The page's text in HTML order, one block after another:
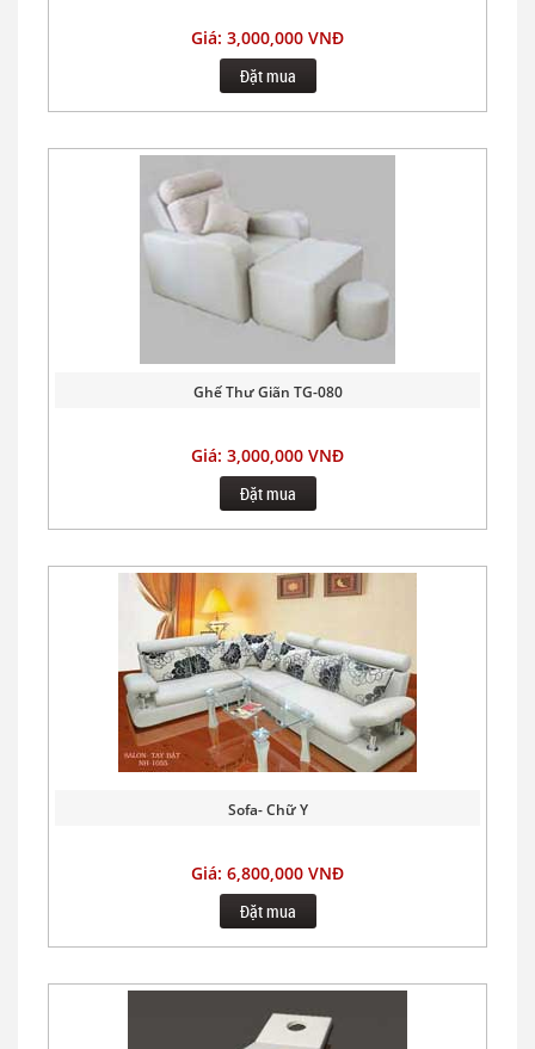
Giá: 3,000,000 VNĐ
Đặt mua
Ghế Thư Giãn TG-080
Giá: 3,000,000 VNĐ
Đặt mua
Sofa- Chữ Y
Giá: 6,800,000 VNĐ
Đặt mua